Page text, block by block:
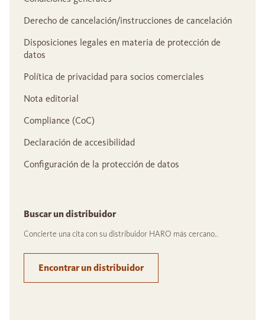
Derecho de cancelación/instrucciones de cancelación
Disposiciones legales en materia de protección de
datos
Política de privacidad para socios comerciales
Nota editorial
Compliance (CoC)
Declaración de accesibilidad
Configuración de la protección de datos
Buscar un distribuidor
Concierte una cita con su distribuidor HARO más cercano..
Encontrar un distribuidor